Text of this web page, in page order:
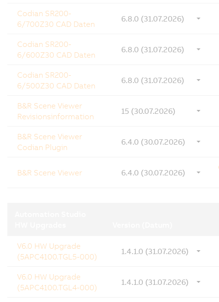
Codian SR200-
6/700Z30 CAD Daten
6.8.0 (31.07.2026)
Codian SR200-
6/600Z30 CAD Daten
6.8.0 (31.07.2026)
Codian SR200-
6/500Z30 CAD Daten
6.8.0 (31.07.2026)
B&R Scene Viewer
Revisionsinformation
15 (30.07.2026)
B&R Scene Viewer
Codian Plugin
6.4.0 (30.07.2026)
B&R Scene Viewer 6.4.0 (30.07.2026)
V6.0 HW Upgrade
(5APC4100.TGL5-000)
1.4.1.0 (31.07.2026)
V6.0 HW Upgrade
(5APC4100.TGL4-000)
1.4.1.0 (31.07.2026)